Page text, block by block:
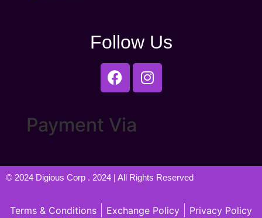
Follow Us
Payment Via
© 2024 Digious Corp . 2024 | All Rights Reserved
Terms & Conditions Exchange Policy Privacy Policy